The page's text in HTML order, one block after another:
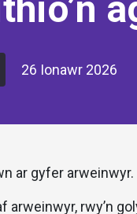
26 Ionawr 2026
ar gyfer arweinwyr.
arweinwyr, rwy’n